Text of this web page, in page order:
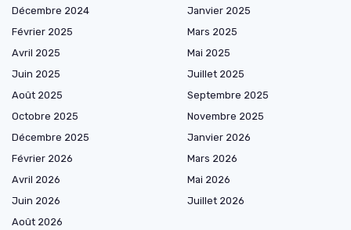
Décembre 2024
Janvier 2025
Février 2025
Mars 2025
Avril 2025
Mai 2025
Juin 2025
Juillet 2025
Août 2025
Septembre 2025
Octobre 2025
Novembre 2025
Décembre 2025
Janvier 2026
Février 2026
Mars 2026
Avril 2026
Mai 2026
Juin 2026
Juillet 2026
Août 2026